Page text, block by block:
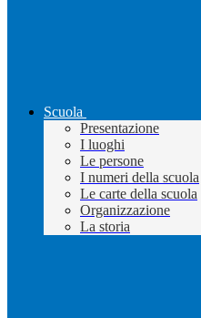
Scuola
Presentazione
I luoghi
Le persone
I numeri della scuola
Le carte della scuola
Organizzazione
La storia